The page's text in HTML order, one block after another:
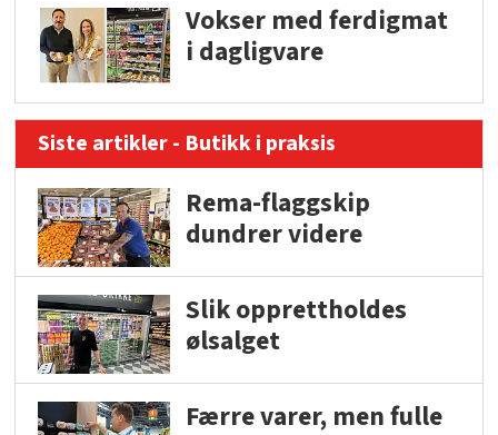
Vokser med ferdigmat
i dagligvare
Siste artikler - Butikk i praksis
Rema-flaggskip
dundrer videre
Slik opprettholdes
ølsalget
Færre varer, men fulle